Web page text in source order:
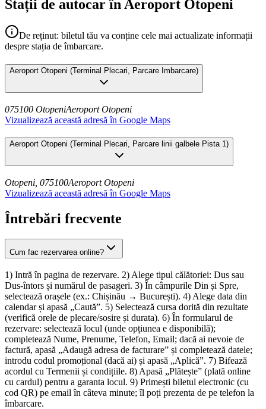
Stații de autocar în Aeroport Otopeni
De reținut: biletul tău va conține cele mai actualizate informații
despre stația de îmbarcare.
Aeroport Otopeni (Terminal Plecari, Parcare Imbarcare)
075100 OtopeniAeroport Otopeni
Vizualizează această adresă în Google Maps
Aeroport Otopeni (Terminal Plecari, Parcare linii galbele Pista 1)
Otopeni, 075100Aeroport Otopeni
Vizualizează această adresă în Google Maps
Întrebări frecvente
Cum fac rezervarea online?
1) Intră în pagina de rezervare. 2) Alege tipul călătoriei: Dus sau
Dus-întors și numărul de pasageri. 3) În câmpurile Din și Spre,
selectează orașele (ex.: Chișinău → București). 4) Alege data din
calendar și apasă „Caută”. 5) Selectează cursa dorită din rezultate
(verifică orele de plecare/sosire și durata). 6) În formularul de
rezervare: selectează locul (unde opțiunea e disponibilă);
completează Nume, Prenume, Telefon, Email; dacă ai nevoie de
factură, apasă „Adaugă adresa de facturare” și completează datele;
introdu codul promoțional (dacă ai) și apasă „Aplică”. 7) Bifează
acordul cu Termenii și condițiile. 8) Apasă „Plătește” (plată online
cu cardul) pentru a garanta locul. 9) Primești biletul electronic (cu
cod QR) pe email în câteva minute; îl poți prezenta de pe telefon la
îmbarcare.